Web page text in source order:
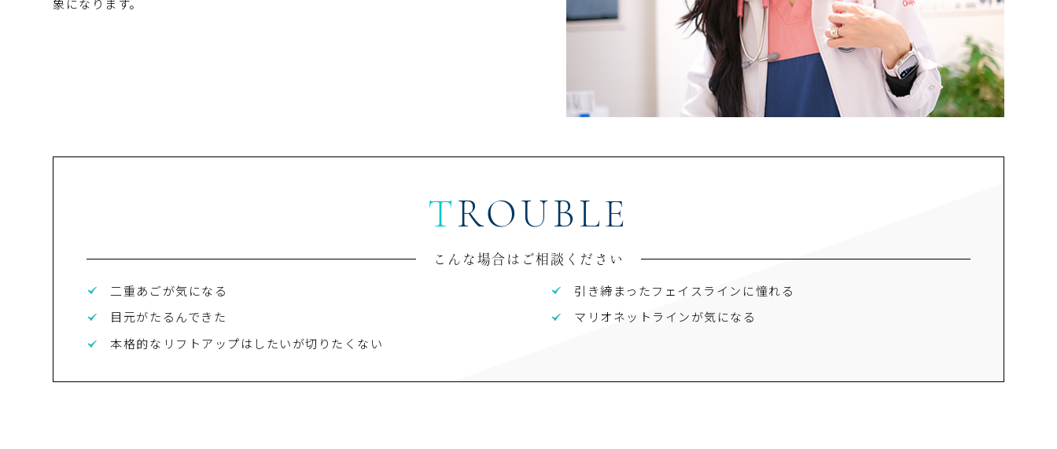
TROUBLE
こんな場合はご相談ください
二重あごが気になる
引き締まったフェイスラインに憧れる
目元がたるんできた
マリオネットラインが気になる
本格的なリフトアップはしたいが切りたくない